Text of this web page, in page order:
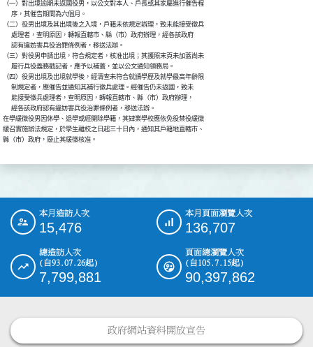
（一）對出境逾期未返國役男，以公文對本人、戶長或其家屬進行催告程
      序，其催告期間為六個月。
（二）役男出境及其出境後之入境，戶籍未依規定辦理，致未能接受徵兵
      處理者，查明原因，轉報直轄市、縣（市）政府辦理，經各該政府
      認有違妨害兵役治罪條例者，移送法辦。
（三）對役男申請出境，符合規定者，核准出境；其護照末頁未加蓋尚未
      履行兵役義務戳記者，應予以補蓋，並以公文通知領務局。
（四）役男出境及出境就學後，經清查未符合就讀學歷及就學最高年齡限
      制規定者，應催告並通知其補行徵兵處理。經催告仍未返國，致未
      能接受徵兵處理者，查明原因，轉報直轄市、縣（市）政府辦理，
      經各該政府認有違妨害兵役治罪條例者，移送法辦。
在學緩徵役男因休學、退學或經開除學籍，其肄業學校應依免役禁役緩徵
緩召實施辦法規定，於學生離校之日起三十日內，通知其戶籍地直轄市、
縣（市）政府，廢止其緩徵核准。
::: 本月造訪人次
15,476
本月頁面瀏覽人次
136,707
總造訪人次
(自93.07.26起)
7,799,881
頁面總瀏覽人次
(自105.7.15起)
90,397,862
政府網站資料開放宣告